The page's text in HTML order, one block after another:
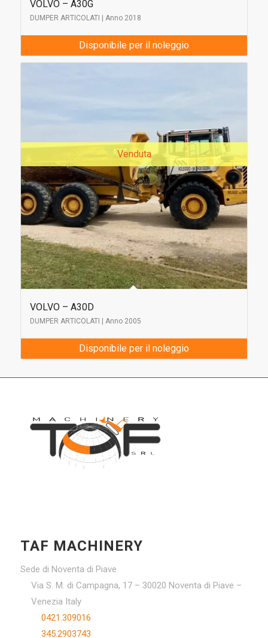
VOLVO – A30G
DUMPER ARTICOLATI | Anno 2018
Disponibile per il noleggio
Venduta
VOLVO – A30D
DUMPER ARTICOLATI | Anno 2005
Disponibile per il noleggio
TAF MACHINERY
Sede di Noventa di Piave
Via S. M. di Campagna, 17 – 30020 Noventa di Piave –
Venezia Italy
0421.309016
345.2903743